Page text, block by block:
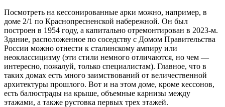
Посмотреть на кессонированные арки можно, например, в
доме 2/1 по Краснопресненской набережной. Он был
построен в 1954 году, а капитально отремонтирован в 2023-м.
Здание, расположенное по соседству с Домом Правительства
России можно отнести к сталинскому ампиру или
неоклассицизму (эти стили немного отличаются, но чем —
интересно, пожалуй, только специалистам). Главное, что в
таких домах есть много заимствований от величественной
архитектуры прошлого. Вот и на этом доме, кроме кессонов,
есть балюстрады на крыше, объемные карнизы между
этажами, а также рустовка первых трех этажей.